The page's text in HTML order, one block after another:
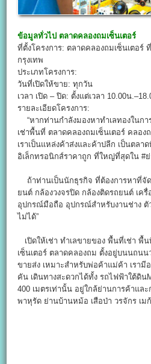
ข้อมูลทั่วไป ตลาดคลองถมเซ็นเตอร์
ที่ตั้งโครงการ: ตลาดคลองถมเซ็นเตอร์
กรุงเทพ
ประเภทโครงการ:
วันที่เปิดให้ขาย: ทุกวัน
เวลา เปิด – ปิด: ตั้งแต่เวลา 10.00น
รายละเอียดโครงการ:
“หากท่านกำลังมองหาทำเลทองในก
เช่าพื้นที่ ตลาดคลองถมเซ็นเตอร์ คลอ
เราเป็นแหล่งค้าส่งและค้าปลีก เป็นตล
อิเล็กทรอนิกส์ราคาถูก ที่ใหญ่ที่สุดใน #
ถ้าท่านเป็นนักธุรกิจ ที่ต้องการหาที่จั
ยนต์ กล้องวงจรปิด กล้องติดรถยนต์ เครื่
อุปกรณ์มือถือ อุปกรณ์สำหรับงานช่าง ตั
ไม่ได้”
เปิดให้เช่า ทำเลขายของ พื้นที่เช่า พื้
เซ็นเตอร์ ตลาดคลองถม ตั้งอยู่บนนถนน
ขายส่ง เหมาะสำหรับพ่อค้าแม่ค้า เรามี
คัน เดินทางสะดวกได้ทั้ง รถไฟฟ้าใต้ดิน
400 เมตรเท่านั้น อยู่ใกล้ย่านการค้าและ
พาหุรัด ย่านบ้านหม้อ เสือป่า วรจักร เม